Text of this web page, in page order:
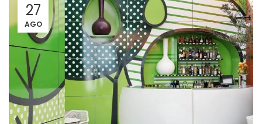
27
AGO